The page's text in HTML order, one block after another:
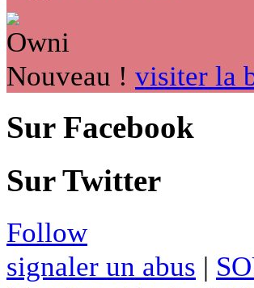
Nouveau ! visiter la
Sur Facebook
Sur Twitter
Follow
signaler un abus |